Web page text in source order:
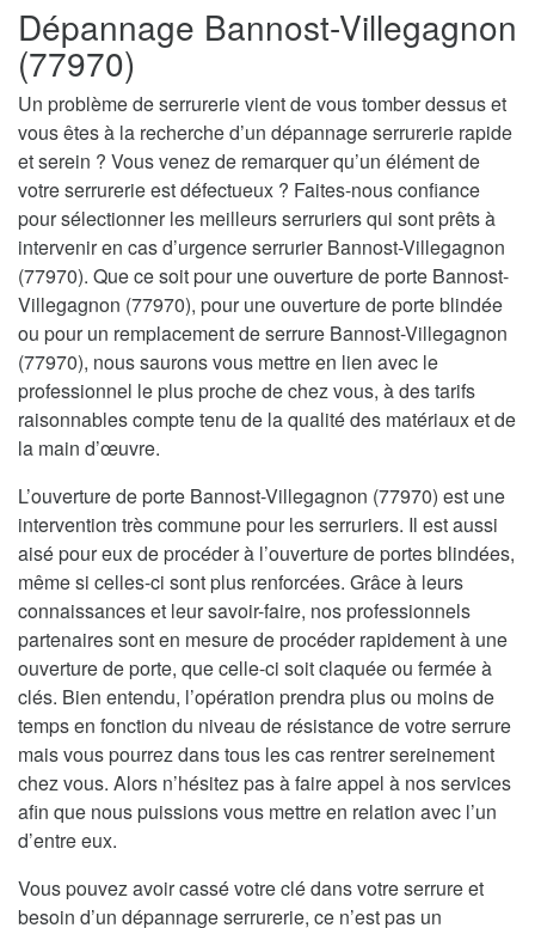
Dépannage Bannost-Villegagnon
(77970)
Un problème de serrurerie vient de vous tomber dessus et
vous êtes à la recherche d’un dépannage serrurerie rapide
et serein ? Vous venez de remarquer qu’un élément de
votre serrurerie est défectueux ? Faites-nous confiance
pour sélectionner les meilleurs serruriers qui sont prêts à
intervenir en cas d’urgence serrurier Bannost-Villegagnon
(77970). Que ce soit pour une ouverture de porte Bannost-
Villegagnon (77970), pour une ouverture de porte blindée
ou pour un remplacement de serrure Bannost-Villegagnon
(77970), nous saurons vous mettre en lien avec le
professionnel le plus proche de chez vous, à des tarifs
raisonnables compte tenu de la qualité des matériaux et de
la main d’œuvre.
L’ouverture de porte Bannost-Villegagnon (77970) est une
intervention très commune pour les serruriers. Il est aussi
aisé pour eux de procéder à l’ouverture de portes blindées,
même si celles-ci sont plus renforcées. Grâce à leurs
connaissances et leur savoir-faire, nos professionnels
partenaires sont en mesure de procéder rapidement à une
ouverture de porte, que celle-ci soit claquée ou fermée à
clés. Bien entendu, l’opération prendra plus ou moins de
temps en fonction du niveau de résistance de votre serrure
mais vous pourrez dans tous les cas rentrer sereinement
chez vous. Alors n’hésitez pas à faire appel à nos services
afin que nous puissions vous mettre en relation avec l’un
d’entre eux.
Vous pouvez avoir cassé votre clé dans votre serrure et
besoin d’un dépannage serrurerie, ce n’est pas un